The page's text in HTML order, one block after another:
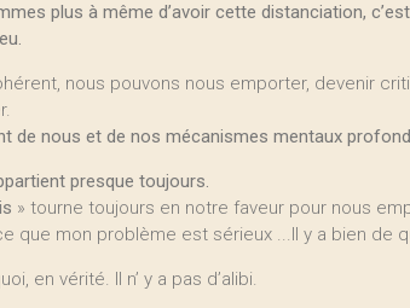
plus à même d’avoir cette distanciation,
nous pouvons nous emporter, devenir
de nous et de nos mécanismes mentaux
presque toujours.
» tourne toujours en notre faveur pour nous
que mon problème est sérieux ...Il y a bien de
en vérité. Il n’ y a pas d’alibi.